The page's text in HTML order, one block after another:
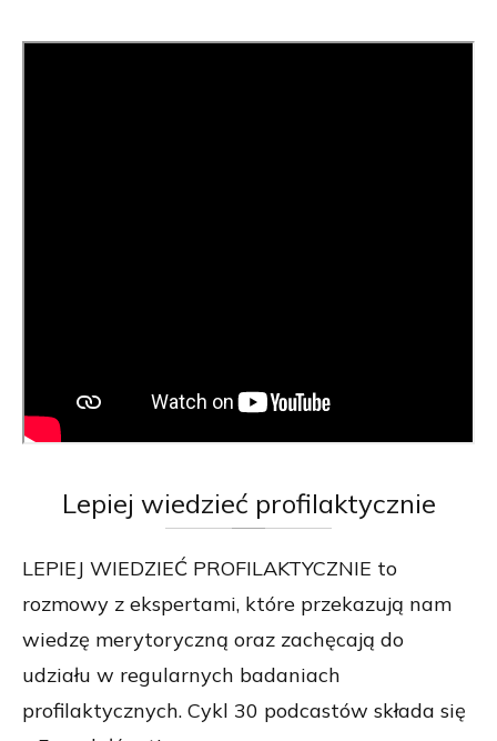
Lepiej wiedzieć profilaktycznie
LEPIEJ WIEDZIEĆ PROFILAKTYCZNIE to
rozmowy z ekspertami, które przekazują nam
wiedzę merytoryczną oraz zachęcają do
udziału w regularnych badaniach
profilaktycznych. Cykl 30 podcastów składa się